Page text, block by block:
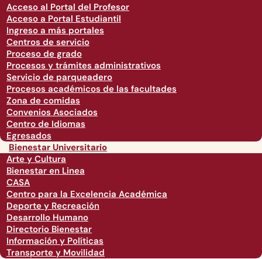
Acceso al Portal del Profesor
Acceso a Portal Estudiantil
Ingreso a más portales
Centros de servicio
Proceso de grado
Procesos y trámites administrativos
Servicio de parqueadero
Procesos académicos de las facultades
Zona de comidas
Convenios Asociados
Centro de Idiomas
Egresados
Bienestar Universitario
Arte y Cultura
Bienestar en Linea
CASA
Centro para la Excelencia Académica
Deporte y Recreación
Desarrollo Humano
Directorio Bienestar
Información y Políticas
Transporte y Movilidad